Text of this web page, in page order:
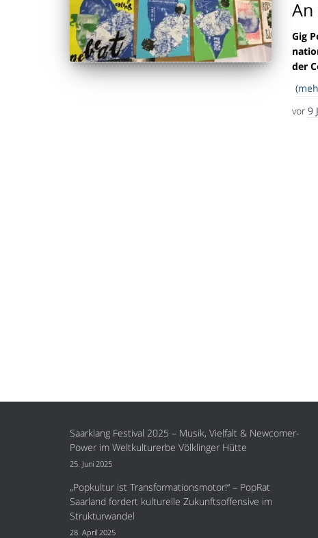
Gig
der
vor 9
Saarklang Festival 2025 – Musik, Vielfalt & Newcomer-
Power im Weltkulturerbe Völklinger Hütte
25. Juni 2025
„Popkultur ist Transformationsmotor!“ – PopRat
Saarland fordert kulturelle Zukunftsoffensive im
Strukturwandel
28. April 2025